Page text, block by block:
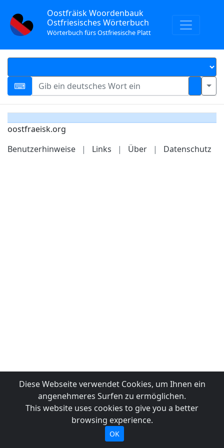
Oostfräisk Woordenbauk
Ostfriesisches Wörterbuch
Wörterbuch fürs Ostfriesische Platt
oostfraeisk.org
Benutzerhinweise
| Links | Über | Datenschutz
Diese Webseite verwendet Cookies, um Ihnen ein
angenehmeres Surfen zu ermöglichen.
This website uses cookies to give you a better
browsing experience.
OK